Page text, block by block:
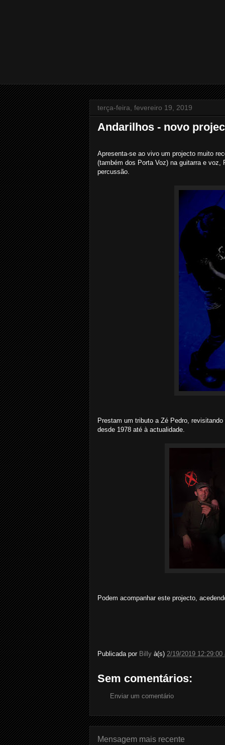
terça-feira, fevereiro 19, 2019
Andarilhos - novo
Apresenta-se ao vivo um projecto muito
(também dos Porta Voz) na guitarra e voz,
percussão.
Prestam um tributo a Zé Pedro,
desde 1978 até à actualidade.
Podem acompanhar este projecto,
Publicada por Billy à(s) 2/19/2019 12:29:00
Sem comentários:
Enviar um comentário
Mensagem mais recente